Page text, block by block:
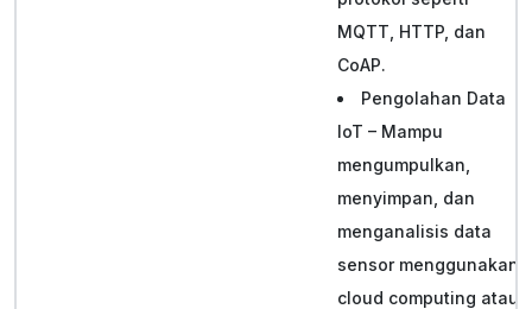
MQTT, HTTP, dan
CoAP.
Pengolahan Data
IoT – Mampu
mengumpulkan,
menyimpan, dan
menganalisis data
sensor menggunakan
cloud computing atau